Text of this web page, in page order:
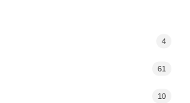
4
61
10